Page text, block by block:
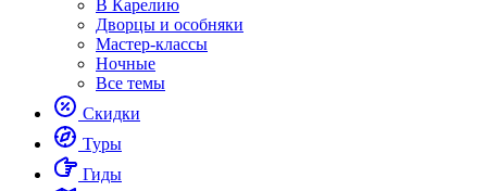
В Карелию
Дворцы и особняки
Мастер-классы
Ночные
Все темы
Скидки
Туры
Гиды